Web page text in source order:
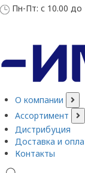
Пн-Пт: с 10.00
О компании
Ассортимент
Дистрибуция
Доставка и
Контакты